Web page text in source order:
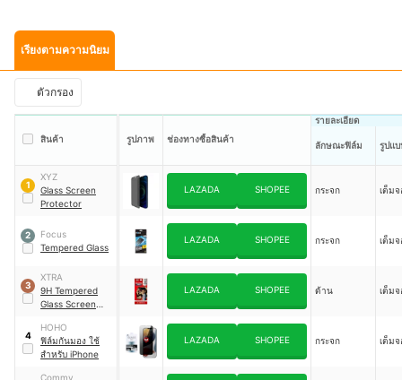
เรียงตามความนิยม
ตัวกรอง
สินค้า รูปภาพ ช่องทางซื้อสินค้า
รายละเอียด
ลักษณะฟิล์ม รูปแบ
1
XYZ
Glass Screen
Protector
LAZADA SHOPEE กระจก เต็มจ
2
Focus
Tempered Glass
LAZADA SHOPEE กระจก เต็มจ
3
XTRA
9H Tempered
Glass Screen
LAZADA SHOPEE ด้าน เต็มจ
4
HOHO
ฟิล์มกันมอง ใช้
สำหรับ iPhone
LAZADA SHOPEE กระจก เต็มจ
Commy